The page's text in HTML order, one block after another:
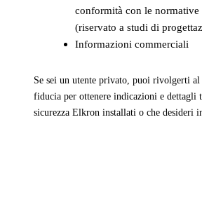
conformità con le normative
(riservato a studi di
Informazioni commerciali
Se sei un utente privato, puoi rivolgerti
fiducia per ottenere indicazioni e dettagli
sicurezza Elkron installati o che desideri